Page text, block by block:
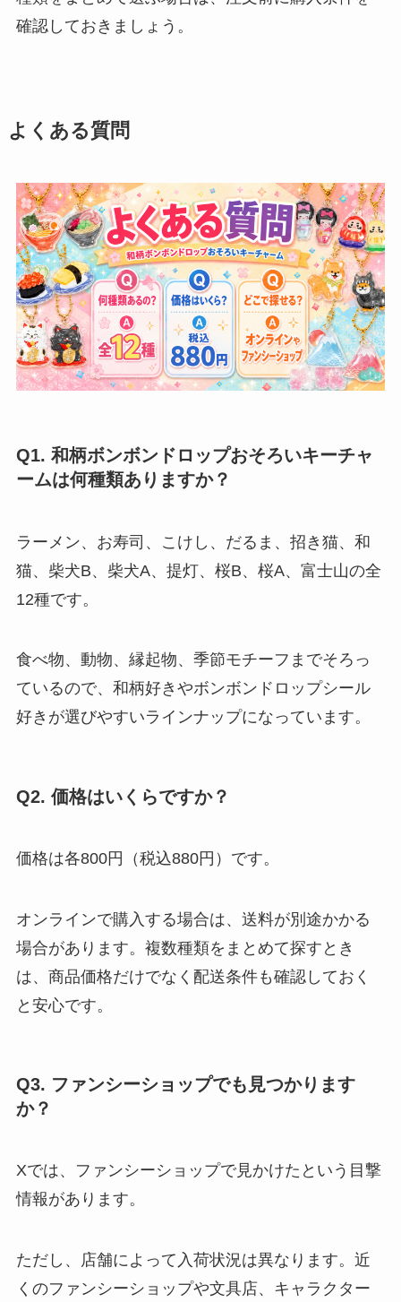
確認しておきましょう。
よくある質問
Q1. 和柄ボンボンドロップおそろいキーチャ
ームは何種類ありますか？
ラーメン、お寿司、こけし、だるま、招き猫、和
猫、柴犬B、柴犬A、提灯、桜B、桜A、富士山の全
12種です。
食べ物、動物、縁起物、季節モチーフまでそろっ
ているので、和柄好きやボンボンドロップシール
好きが選びやすいラインナップになっています。
Q2. 価格はいくらですか？
価格は各800円（税込880円）です。
オンラインで購入する場合は、送料が別途かかる
場合があります。複数種類をまとめて探すとき
は、商品価格だけでなく配送条件も確認しておく
と安心です。
Q3. ファンシーショップでも見つかります
か？
Xでは、ファンシーショップで見かけたという目撃
情報があります。
ただし、店舗によって入荷状況は異なります。近
くのファンシーショップや文具店、キャラクター